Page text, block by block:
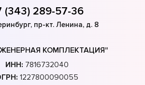
(343) 289-57-36
пр-кт. Ленина, д. 8
КОМПЛЕКТАЦИЯ"
ИНН: 7816732040
1227800090055